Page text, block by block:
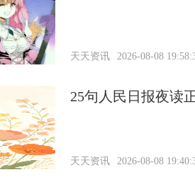
天天资讯 2026-08-08
25句人民日报夜读
天天资讯 2026-08-08